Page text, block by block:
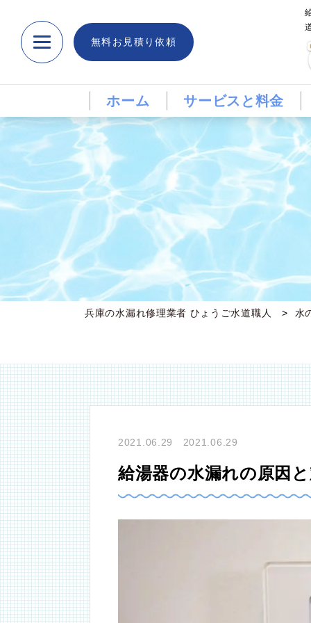
無料お見積り依頼
ホーム サービスと料金
兵庫の水漏れ修理業者 ひょうご水道職人 水
2021.06.29 2021.06.29
給湯器の水漏れの原因